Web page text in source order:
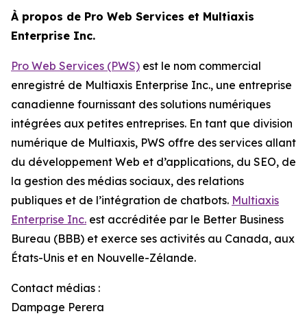
À propos de Pro Web Services et Multiaxis
Enterprise Inc.
Pro Web Services (PWS) est le nom commercial
enregistré de Multiaxis Enterprise Inc., une entreprise
canadienne fournissant des solutions numériques
intégrées aux petites entreprises. En tant que division
numérique de Multiaxis, PWS offre des services allant
du développement Web et d’applications, du SEO, de
la gestion des médias sociaux, des relations
publiques et de l’intégration de chatbots. Multiaxis
Enterprise Inc. est accréditée par le Better Business
Bureau (BBB) et exerce ses activités au Canada, aux
États-Unis et en Nouvelle-Zélande.
Contact médias :
Dampage Perera